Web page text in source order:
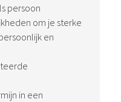
persoon
om je sterke
en
in een